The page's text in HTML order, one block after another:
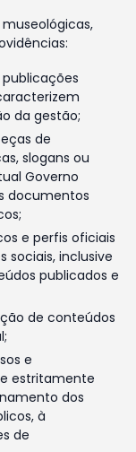
da gestão;
de
slogans ou
Governo
documentos
e perfis oficiais
sociais, inclusive
publicados e
de conteúdos
e
estritamente
dos
à
de